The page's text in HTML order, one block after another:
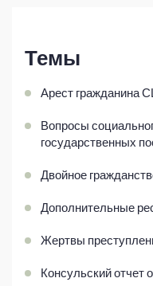
Темы
Арест гражданина
Вопросы
государственных
Двойное
Дополнительные
Жертвы
Консульский отчет